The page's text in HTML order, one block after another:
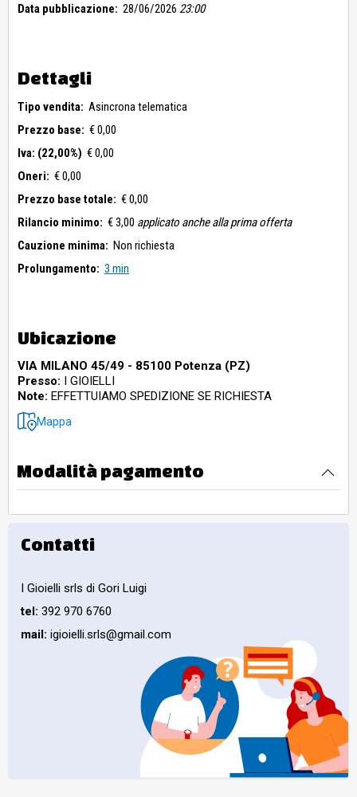
Data pubblicazione: 28/06/2026 23:00
Dettagli
Tipo vendita: Asincrona telematica
Prezzo base: € 0,00
Iva: (22,00%) € 0,00
Oneri: € 0,00
Prezzo base totale: € 0,00
Rilancio minimo: € 3,00 applicato anche alla prima offerta
Cauzione minima: Non richiesta
Prolungamento: 3 min
Ubicazione
VIA MILANO 45/49 - 85100 Potenza (PZ)
Presso: I GIOIELLI
Note: EFFETTUIAMO SPEDIZIONE SE RICHIESTA
Mappa
Modalità pagamento
Contatti
I Gioielli srls di Gori Luigi
tel: 392 970 6760
mail: igioielli.srls@gmail.com